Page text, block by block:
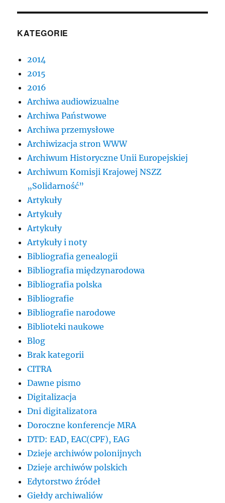
KATEGORIE
2014
2015
2016
Archiwa audiowizualne
Archiwa Państwowe
Archiwa przemysłowe
Archiwizacja stron WWW
Archiwum Historyczne Unii Europejskiej
Archiwum Komisji Krajowej NSZZ
„Solidarność”
Artykuły
Artykuły
Artykuły
Artykuły i noty
Bibliografia genealogii
Bibliografia międzynarodowa
Bibliografia polska
Bibliografie
Bibliografie narodowe
Biblioteki naukowe
Blog
Brak kategorii
CITRA
Dawne pismo
Digitalizacja
Dni digitalizatora
Doroczne konferencje MRA
DTD: EAD, EAC(CPF), EAG
Dzieje archiwów polonijnych
Dzieje archiwów polskich
Edytorstwo źródeł
Giełdy archiwaliów